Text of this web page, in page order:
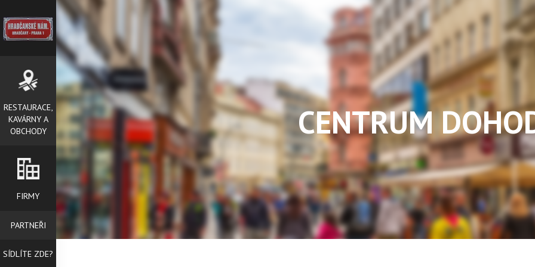
RESTAURACE,
KAVÁRNY A
OBCHODY
FIRMY
PARTNEŘI
SÍDLÍTE ZDE?
CENTRUM